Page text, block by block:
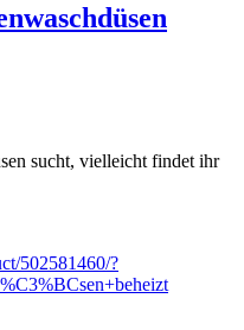
sucht, vielleicht findet ihr
502581460/?